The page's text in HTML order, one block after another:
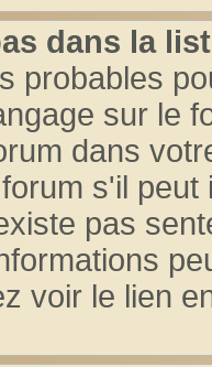
dans la
probables
sur le
dans
s'il
pas
voir le lien